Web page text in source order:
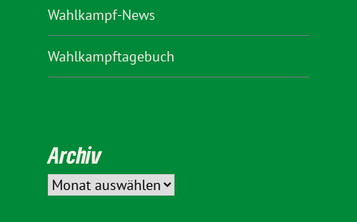
Wahlkampf-News
Wahlkampftagebuch
Archiv